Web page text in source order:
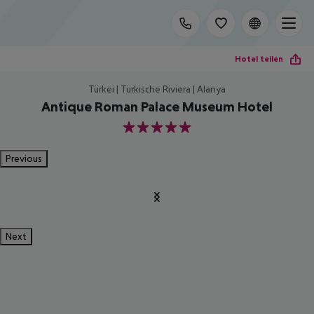
Hotel teilen
Türkei | Türkische Riviera | Alanya
Antique Roman Palace Museum Hotel
5
Previous
Next